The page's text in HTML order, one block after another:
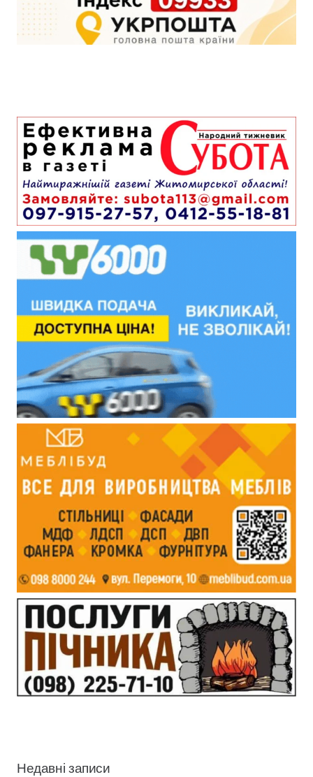
Недавні записи